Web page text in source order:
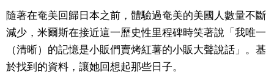
日本入門
政治外交
隨著在奄美回歸日本之前，體驗過奄美的美國人數量不斷
減少，米爾斯在接近這一歷史性里程碑時笑著說「我唯一
（清晰）的記憶是小販們賣烤紅薯的小販大聲說話」。基
於找到的資料，讓她回想起那些日子。